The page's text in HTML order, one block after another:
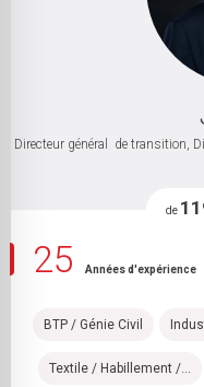
Sélectionnez un ou
800 €
15 à 30 ans
Directeur général de transition,
de
25 Années d'expérience
BTP / Génie Civil
Textile / Habillement /...